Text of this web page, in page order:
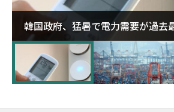
韓国政府、猛暑で電力需要が過去
に需給対応体制を点検